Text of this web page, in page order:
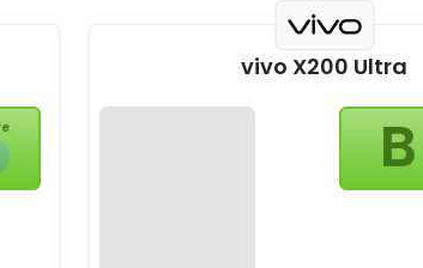
vivo X200 Ultra
B